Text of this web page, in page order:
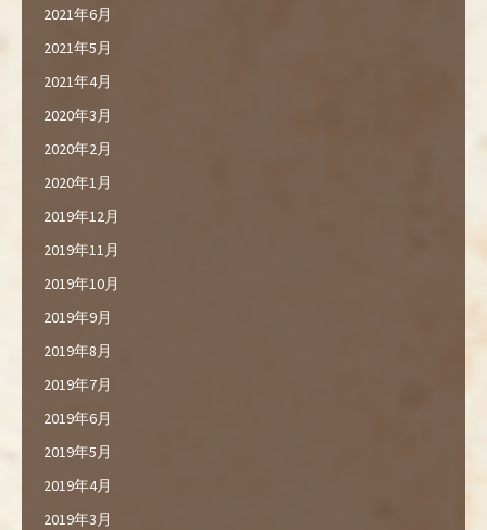
2021年6月
2021年5月
2021年4月
2020年3月
2020年2月
2020年1月
2019年12月
2019年11月
2019年10月
2019年9月
2019年8月
2019年7月
2019年6月
2019年5月
2019年4月
2019年3月